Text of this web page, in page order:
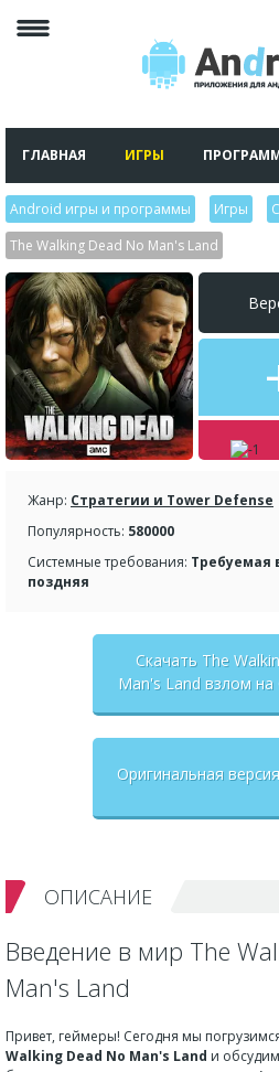
ГЛАВНАЯ ИГРЫ
Android игры и программы Игры
The Walking Dead No Man's Land
Жанр: Стратегии и Tower Defense
Популярность: 580000
Системные требования: Требуемая
поздняя
Скачать The
Man's Land взлом
Оригинальная
ОПИСАНИЕ
Введение в мир The
Man's Land
Привет, геймеры! Сегодня мы
Walking Dead No Man's Land и